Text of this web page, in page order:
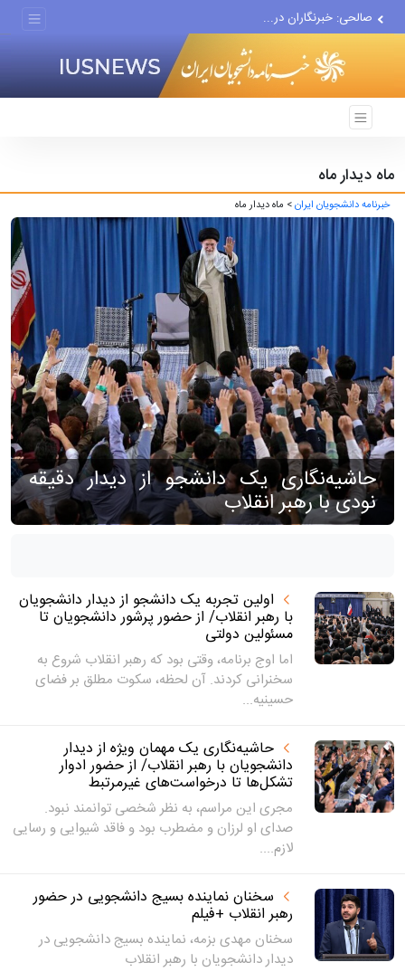
صالحی: خبرنگاران در...
ماه دیدار ماه
خبرنامه دانشجویان ایران> ماه دیدار ماه
حاشیه‌نگاری یک دانشجو از دیدار دقیقه
نودی با رهبر انقلاب
اولین تجربه یک دانشجو از دیدار دانشجویان
با رهبر انقلاب/ از حضور پرشور دانشجویان تا
مسئولین دولتی
اما اوج برنامه، وقتی بود که رهبر انقلاب شروع به
سخنرانی کردند. آن لحظه، سکوت مطلق بر فضای
حسینیه...
حاشیه‌نگاری یک مهمان ویژه از دیدار
دانشجویان با رهبر انقلاب/ از حضور ادوار
تشکل‌ها تا درخواست‌های غیرمرتبط
مجری این مراسم، به نظر شخصی توانمند نبود.
صدای او لرزان و مضطرب بود و فاقد شیوایی و رسایی
لازم....
سخنان نماینده بسیج دانشجویی در حضور
رهبر انقلاب +فیلم
سخنان مهدی بزمه، نماینده بسیج دانشجویی در
دیدار دانشجویان با رهبر انقلاب